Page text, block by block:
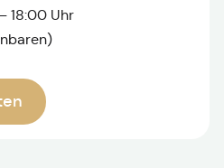
18:00 Uhr